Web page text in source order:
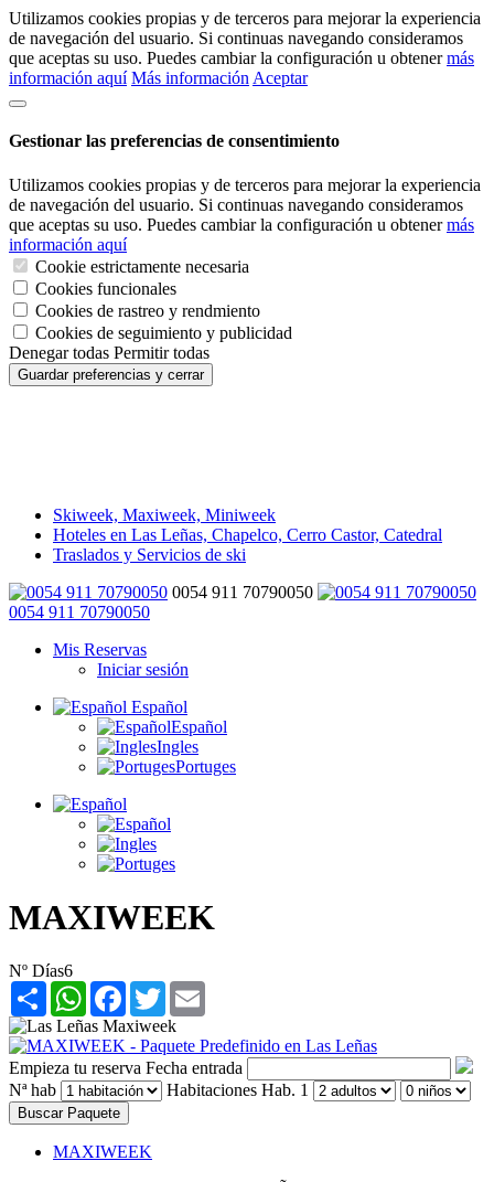
Utilizamos cookies propias y de terceros para mejorar la experiencia
de navegación del usuario. Si continuas navegando consideramos
que aceptas su uso. Puedes cambiar la configuración u obtenermás
información aquí Más información Aceptar
Gestionar las preferencias de consentimiento
Utilizamos cookies propias y de terceros para mejorar la experiencia
de navegación del usuario. Si continuas navegando consideramos
que aceptas su uso. Puedes cambiar la configuración u obtenermás
información aquí
Cookie estrictamente necesaria
Cookies funcionales
Cookies de rastreo y rendmiento
Cookies de seguimiento y publicidad
Denegar todas Permitir todas
Guardar preferencias y cerrar
Skiweek, Maxiweek, Miniweek
Hoteles en Las Leñas, Chapelco, Cerro Castor, Catedral
Traslados y Servicios de ski
0054 911 70790050
0054 911 70790050
Mis Reservas
Iniciar sesión
Español
Español
Ingles
Portuges
MAXIWEEK
Nº Días6
Share WhatsAppFacebook
Twitter
Empieza tu reserva Fecha entrada
Nª hab
Habitaciones Hab. 1
Buscar Paquete
MAXIWEEK